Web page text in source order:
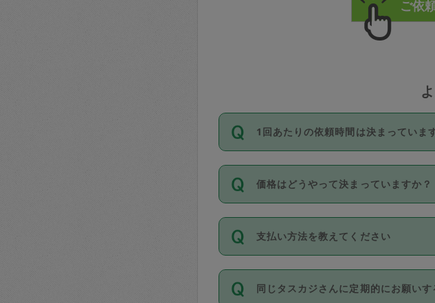
1回あたりの依頼時間は決まっていま
依頼1回につき3時間固定です。3時
い。機能をご利用いただくには、タ
が必要です。なお、3時間を下回って
価格はどうやって決まっていますか？
11種類の価格帯の中からタスカジさ
タスカジさんの価格設定には最初は
除々に設定可能な最高額が上がって
支払い方法を教えてください
お支払方法はクレジットカード（
Club）のみとなります。
同じタスカジさんに定期的にお願いす